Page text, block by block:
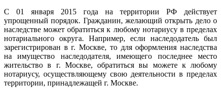
С 01 января 2015 года на территории РФ действует
упрощенный порядок. Гражданин, желающий открыть дело о
наследстве может обратиться к любому нотариусу в пределах
нотариального округа. Например, если наследодатель был
зарегистрирован в г. Москве, то для оформления наследства
на имущество наследодателя, имеющего последнее место
жительство в г. Москве, обратиться вы можете к любому
нотариусу, осуществляющему свою деятельности в пределах
территории, принадлежащей г. Москве.